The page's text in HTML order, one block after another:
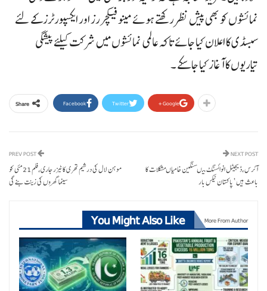
نمائشوں کو بھی پیش نظر رکھتے ہوئے مینو فیکچررز اور ایکسپورٹرز کے لئے
سبسڈی کا اعلان کیا جائے تاکہ عالمی نمائشوں میں شرکت کیلئے پیشگی
تیاریوں کا آغاز کیا جا سکے ۔
Share Facebook Twitter Google+
موہن لال کی درشیم تھری کا ٹیزر جاری،فلم 21مئی کو
سینما گھروں کی زینت بنے گی
NEXT POST
آئرس،ڈیجیٹل انوائسنگ میںسنگین خامیاںمشکلات کا
باعث ہیں ‘ پاکستان ٹیکس بار
You Might Also Like More From Author